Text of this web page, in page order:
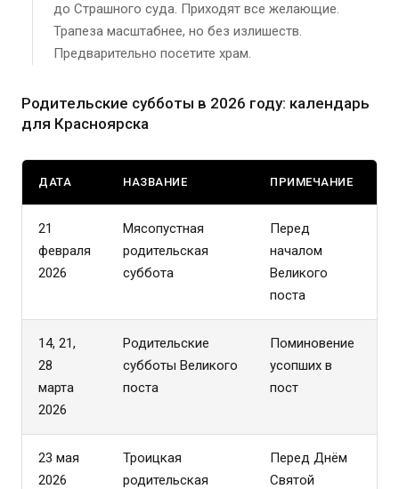
до Страшного суда. Приходят все желающие.
Трапеза масштабнее, но без излишеств.
Предварительно посетите храм.
Родительские субботы в 2026 году: календарь
для Красноярска
ДАТА НАЗВАНИЕ ПРИМЕЧАНИЕ
21
февраля
2026
Мясопустная
родительская
суббота
Перед
началом
Великого
поста
14, 21,
28
марта
2026
Родительские
субботы Великого
поста
Поминовение
усопших в
пост
23 мая
2026
Троицкая
родительская
Перед Днём
Святой